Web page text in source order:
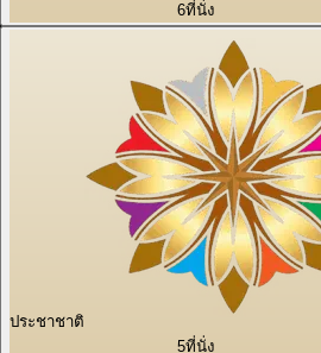
6ที่นั่ง
ประชาชาติ
5ที่นั่ง